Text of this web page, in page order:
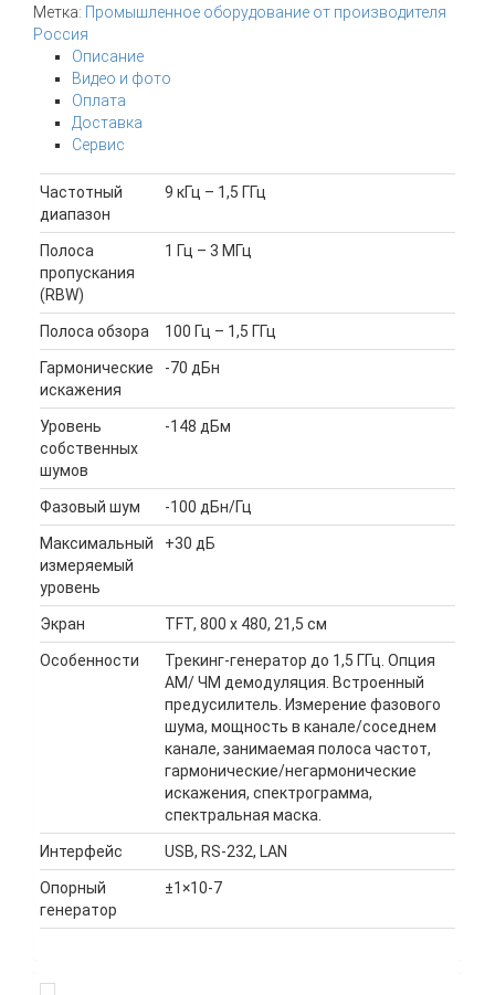
Метка: Промышленное оборудование от производителя
Россия
Описание
Видео и фото
Оплата
Доставка
Сервис
Частотный
диапазон
9 кГц – 1,5 ГГц
Полоса
пропускания
(RBW)
1 Гц – 3 МГц
Полоса обзора 100 Гц – 1,5 ГГц
Гармонические
искажения
-70 дБн
Уровень
собственных
шумов
-148 дБм
Фазовый шум -100 дБн/Гц
Максимальный
измеряемый
уровень
+30 дБ
Экран TFT, 800 х 480, 21,5 см
Особенности
Трекинг-генератор до 1,5 ГГц. Опция
АМ/ ЧМ демодуляция. Встроенный
предусилитель. Измерение фазового
шума, мощность в канале/соседнем
канале, занимаемая полоса частот,
гармонические/негармонические
искажения, спектрограмма,
спектральная маска.
Интерфейс USB, RS-232, LAN
Опорный
генератор
±1×10-7